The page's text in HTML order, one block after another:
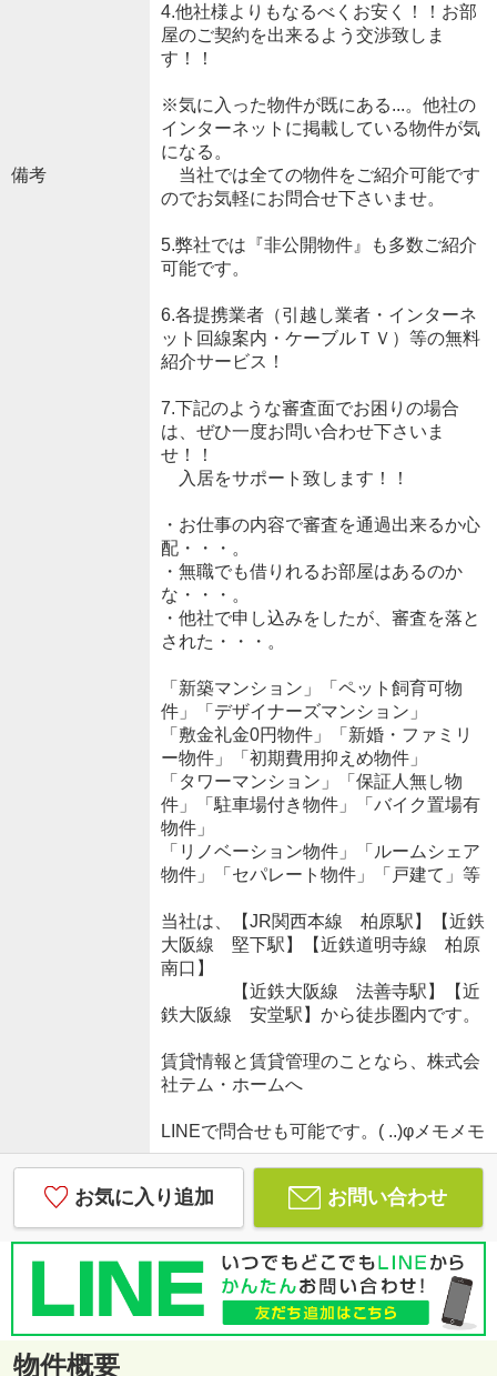
備考
4.他社様よりもなるべくお安く！！お部
屋のご契約を出来るよう交渉致しま
す！！
※気に入った物件が既にある...。他社の
インターネットに掲載している物件が気
になる。
当社では全ての物件をご紹介可能です
のでお気軽にお問合せ下さいませ。
5.弊社では『非公開物件』も多数ご紹介
可能です。
6.各提携業者（引越し業者・インターネ
ット回線案内・ケーブルＴＶ）等の無料
紹介サービス！
7.下記のような審査面でお困りの場合
は、ぜひ一度お問い合わせ下さいま
せ！！
入居をサポート致します！！
・お仕事の内容で審査を通過出来るか心
配・・・。
・無職でも借りれるお部屋はあるのか
な・・・。
・他社で申し込みをしたが、審査を落と
された・・・。
「新築マンション」「ペット飼育可物
件」「デザイナーズマンション」
「敷金礼金0円物件」「新婚・ファミリ
ー物件」「初期費用抑えめ物件」
「タワーマンション」「保証人無し物
件」「駐車場付き物件」「バイク置場有
物件」
「リノベーション物件」「ルームシェア
物件」「セパレート物件」「戸建て」等
当社は、【JR関西本線 柏原駅】【近鉄
大阪線 堅下駅】【近鉄道明寺線 柏原
南口】
【近鉄大阪線 法善寺駅】【近
鉄大阪線 安堂駅】から徒歩圏内です。
賃貸情報と賃貸管理のことなら、株式会
社テム・ホームへ
LINEで問合せも可能です。( ..)φメモメモ
お気に入り追加 お問い合わせ
物件概要